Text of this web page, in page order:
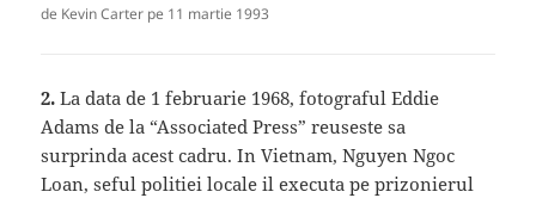
de Kevin Carter pe 11 martie 1993
2. La data de 1 februarie 1968, fotograful Eddie
Adams de la “Associated Press” reuseste sa
surprinda acest cadru. In Vietnam, Nguyen Ngoc
Loan, seful politiei locale il executa pe prizonierul